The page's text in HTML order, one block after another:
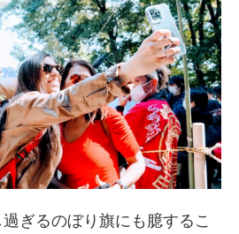
ぎるのぼり旗にも臆するこ